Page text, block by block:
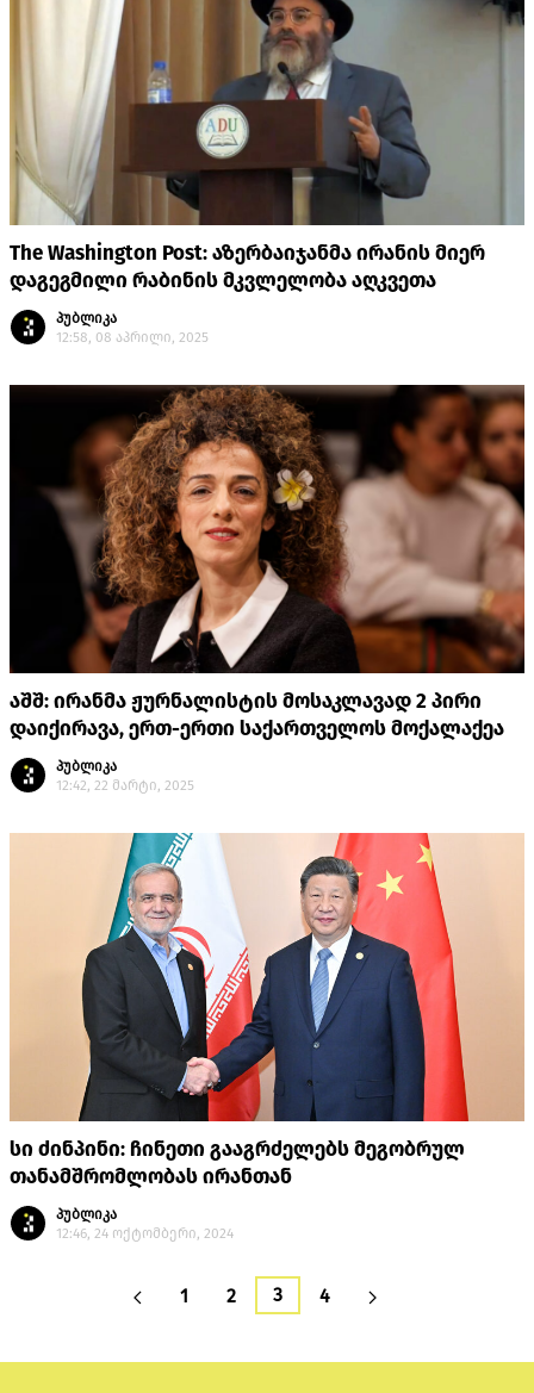
The Washington Post: აზერბაიჯანმა ირანის მიერ
დაგეგმილი რაბინის მკვლელობა აღკვეთა
პუბლიკა
12:58, 08 აპრილი, 2025
აშშ: ირანმა ჟურნალისტის მოსაკლავად 2 პირი
დაიქირავა, ერთ-ერთი საქართველოს მოქალაქეა
პუბლიკა
12:42, 22 მარტი, 2025
სი ძინპინი: ჩინეთი გააგრძელებს მეგობრულ
თანამშრომლობას ირანთან
პუბლიკა
12:46, 24 ოქტომბერი, 2024
1 2 3 4